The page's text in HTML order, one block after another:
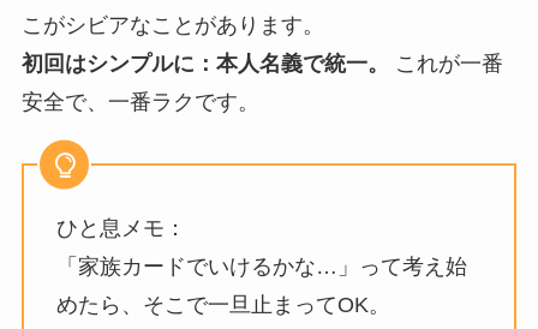
こがシビアなことがあります。
初回はシンプルに：本人名義で統一。
これが一番
安全で、一番ラクです。
ひと息メモ：
「家族カードでいけるかな…」って考え始
めたら、そこで一旦止まってOK。